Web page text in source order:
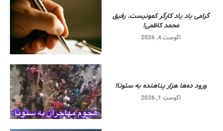
گرامی باد یاد کارگر کمونیست. رفیق
محمد کاظمی!
آگوست 4, 2026
ورود ده‌ها هزار پناهنده به سئوتا!
آگوست 1, 2026